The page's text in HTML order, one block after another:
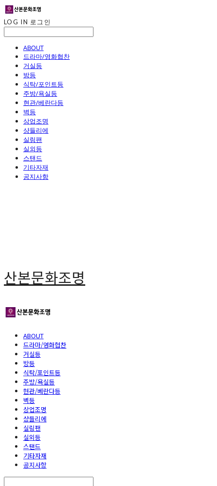
LOG IN 로그인
ABOUT
드라마/영화협찬
거실등
방등
식탁/포인트등
주방/욕실등
현관/베란다등
벽등
상업조명
샹들리에
실링팬
실외등
스탠드
기타자재
공지사항
산본문화조명
ABOUT
드라마/영화협찬
거실등
방등
식탁/포인트등
주방/욕실등
현관/베란다등
벽등
상업조명
샹들리에
실링팬
실외등
스탠드
기타자재
공지사항